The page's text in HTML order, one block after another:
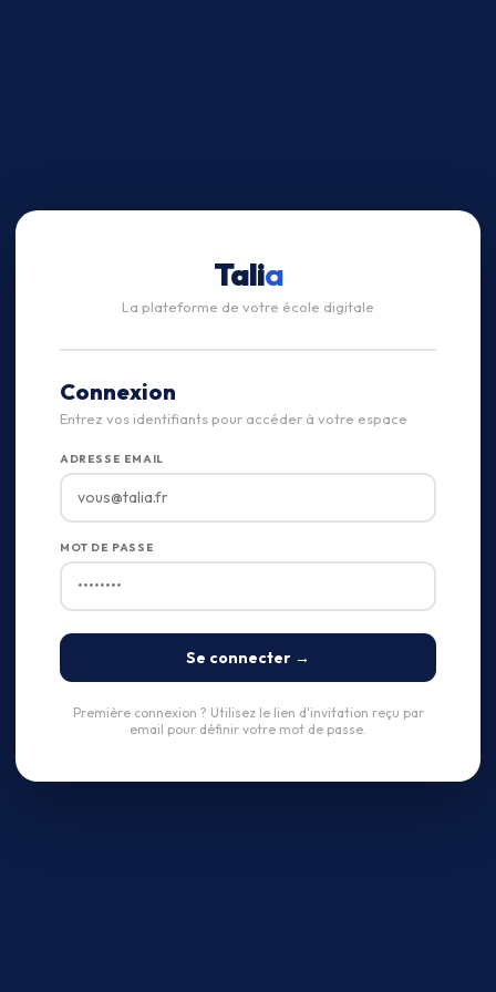
Talia
La plateforme de votre école digitale
Connexion
Entrez vos identifiants pour accéder à votre espace
ADRESSE EMAIL
MOT DE PASSE
Se connecter →
Première connexion ? Utilisez le lien d'invitation reçu par
email pour définir votre mot de passe.